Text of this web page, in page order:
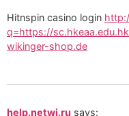
Hitnspin casino login
q=https://
wikinger-shop.de
help.netwi.ru says: